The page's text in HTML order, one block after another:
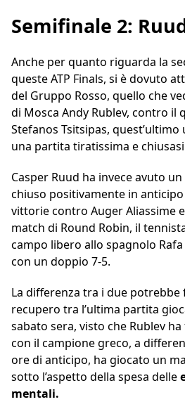
Semifinale 2:
Anche per quanto riguarda la
queste ATP Finals, si è dovuto
del Gruppo Rosso, quello che
di Mosca Andy Rublev, contro il
Stefanos Tsitsipas,
una partita tiratissima e
Casper Ruud ha invece avuto
chiuso positivamente in
vittorie contro Auger Aliassime
match di Round Robin, il
campo libero allo spagnolo
con un doppio 7-5.
La differenza tra i due potrebbe
recupero tra l’ultima partita
sabato sera, visto che Rublev
con il campione greco, a
ore di anticipo, ha giocato un
sotto l’aspetto della spesa delle
mentali.